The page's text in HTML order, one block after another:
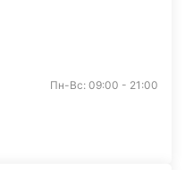
Пн-Вс: 09:00 - 21:00